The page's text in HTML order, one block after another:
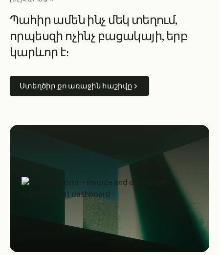
Պահիրամեն ինչ մեկ տեղում,
որպեսզի ոչինչ բացակայի, երբ
կարևոր է։
Ստեղծիր քո առաջին հաշիվը